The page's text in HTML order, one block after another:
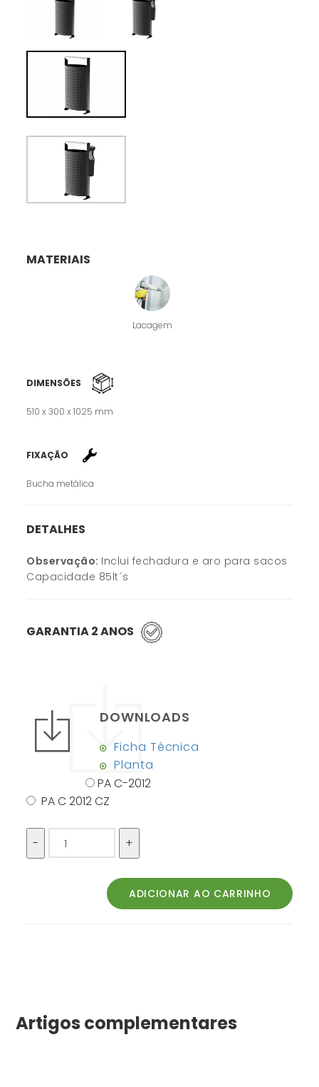
MATERIAIS
Lacagem
DIMENSÕES
510 x 300 x 1025 mm
FIXAÇÃO
Bucha metálica
DETALHES
Observação: Inclui fechadura e aro para sacos
Capacidade 85lt´s
GARANTIA 2 ANOS
DOWNLOADS
Ficha Técnica
Planta
PA C-2012
PA C 2012 CZ
Artigos complementares